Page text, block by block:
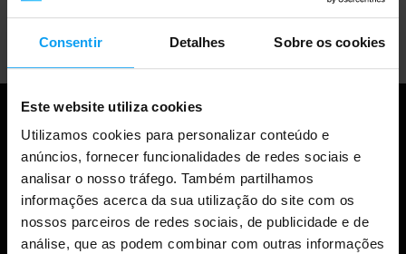
Consentir Detalhes Sobre os cookies
Este website utiliza cookies
Utilizamos cookies para personalizar conteúdo e
anúncios, fornecer funcionalidades de redes sociais e
analisar o nosso tráfego. Também partilhamos
informações acerca da sua utilização do site com os
nossos parceiros de redes sociais, de publicidade e de
análise, que as podem combinar com outras informações
Apoio ao cliente profissional